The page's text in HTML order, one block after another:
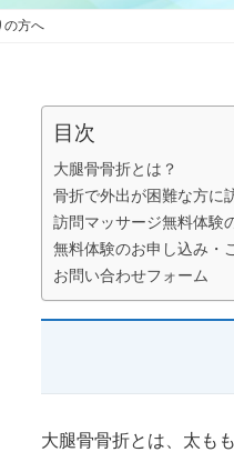
の方へ
目次
大腿骨骨折とは？
骨折で外出が困難な方に
訪問マッサージ無料体験
無料体験のお申し込み・
お問い合わせフォーム
大腿骨骨折とは、太も